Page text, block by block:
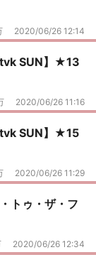
2020/06/26 12:14
tvk SUN】★13
2020/06/26 11:16
tvk SUN】★15
2020/06/26 11:29
トゥ・ザ・フ
2020/06/26 12:34